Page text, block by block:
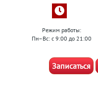
Режим работы:
Пн–Вс: с 9:00 до 21:00
Записаться